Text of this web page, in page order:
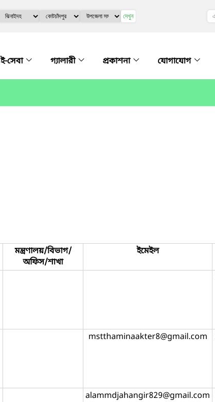
দেখুন
ই-সেবা গ্যালারী প্রকাশনা যোগাযোগ
মন্ত্রণালয়/বিভাগ/
অফিস/শাখা
ইমেইল
mstthaminaakter8@gmail.com
alammdjahangir829@gmail.com